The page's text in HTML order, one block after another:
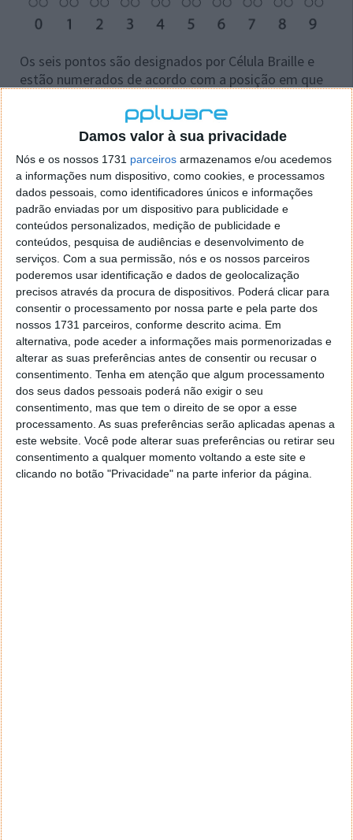
Damos valor à sua privacidade
Nós e os nossos 1731 parceiros armazenamos e/ou acedemos
a informações num dispositivo, como cookies, e processamos
dados pessoais, como identificadores únicos e informações
padrão enviadas por um dispositivo para publicidade e
conteúdos personalizados, medição de publicidade e
conteúdos, pesquisa de audiências e desenvolvimento de
serviços. Com a sua permissão, nós e os nossos parceiros
poderemos usar identificação e dados de geolocalização
precisos através da procura de dispositivos. Poderá clicar para
consentir o processamento por nossa parte e pela parte dos
nossos 1731 parceiros, conforme descrito acima. Em
alternativa, pode aceder a informações mais pormenorizadas e
alterar as suas preferências antes de consentir ou recusar o
consentimento. Tenha em atenção que algum processamento
dos seus dados pessoais poderá não exigir o seu
consentimento, mas que tem o direito de se opor a esse
processamento. As suas preferências serão aplicadas apenas a
este website. Você pode alterar suas preferências ou retirar seu
consentimento a qualquer momento voltando a este site e
clicando no botão "Privacidade" na parte inferior da página.
Os seis pontos são designados por Célula Braille e
estão numerados de acordo com a posição em que
Apesar de simples e de ser considerado o sistema de
leitura e escrita das pessoas com deficiência visual,
nem todas sabem Braille.
Além das que não dominam o sistema, algumas
pessoas com baixa visão conseguem, recorrendo a
produtos de apoio (software de ampliação, lupas ou
impressões ampliadas) aceder à informação de
forma funcional, não tendo, portanto, a necessidade
de utilizar o código.